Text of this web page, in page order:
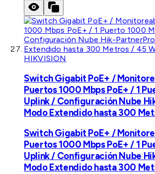
HIKVISION
Switch Gigabit PoE+ /
Puertos 1000 Mbps PoE+ / 1
Uplink / Configuración Nube
Modo Extendido hasta 300
Switch Gigabit PoE+ /
Puertos 1000 Mbps PoE+ / 1
Uplink / Configuración Nube
Modo Extendido hasta 300